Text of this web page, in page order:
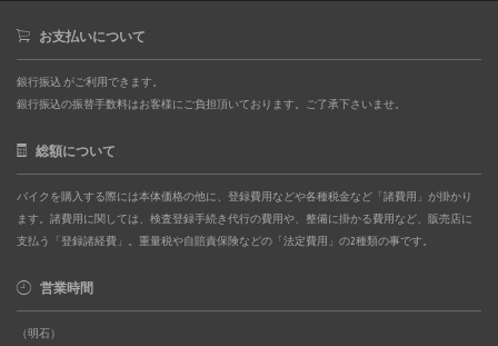
お支払いについて
銀行振込 がご利用できます。
銀行振込の振替手数料はお客様にご負担頂いております。ご了承下さいませ。
総額について
バイクを購入する際には本体価格の他に、登録費用などや各種税金など「諸費用」が掛かり
ます。諸費用に関しては、検査登録手続き代行の費用や、整備に掛かる費用など、販売店に
支払う「登録諸経費」。重量税や自賠責保険などの「法定費用」の2種類の事です。
営業時間
（明石）